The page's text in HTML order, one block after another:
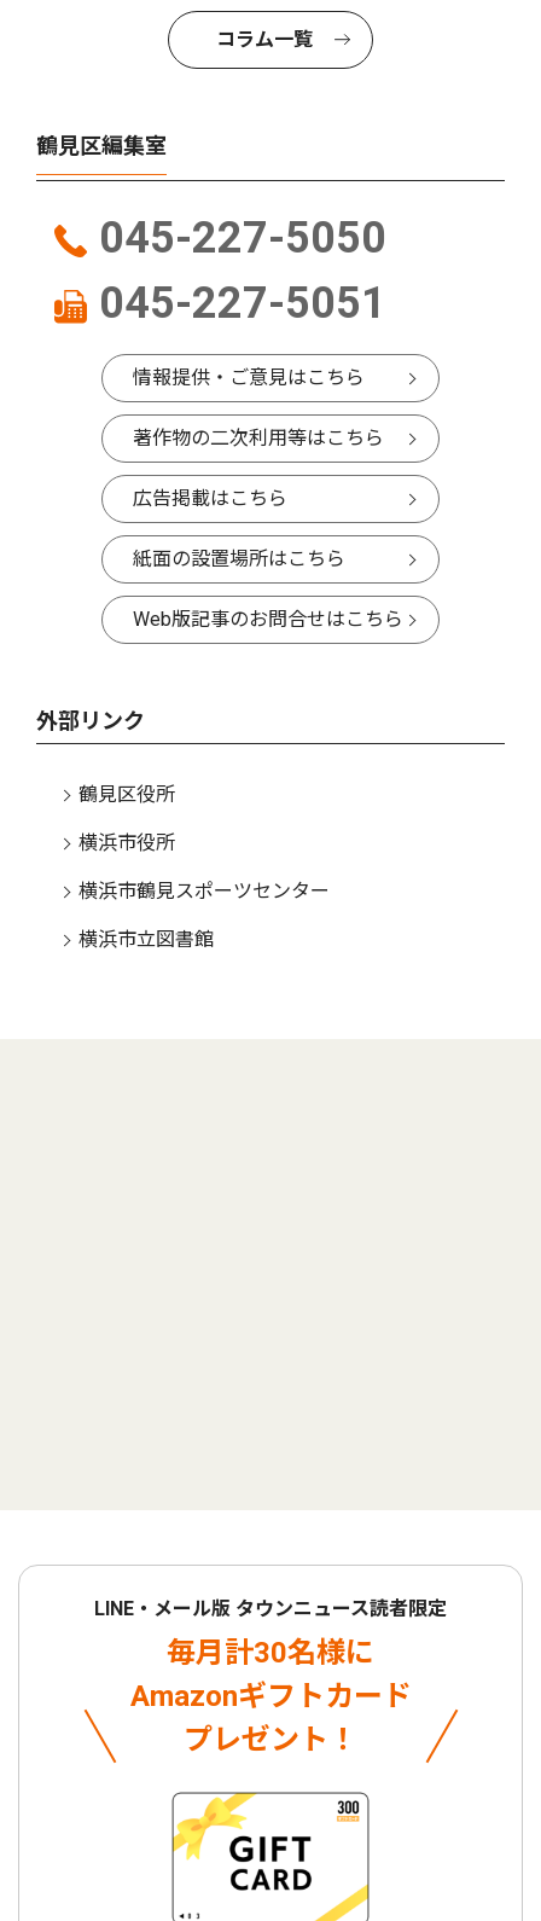
コラム一覧
鶴見区編集室
045-227-5050
045-227-5051
情報提供・ご意見はこちら
著作物の二次利用等はこちら
広告掲載はこちら
紙面の設置場所はこちら
Web版記事のお問合せはこちら
外部リンク
鶴見区役所
横浜市役所
横浜市鶴見スポーツセンター
横浜市立図書館
LINE・メール版 タウンニュース読者限定
毎月計30名様に
Amazonギフトカード
プレゼント！